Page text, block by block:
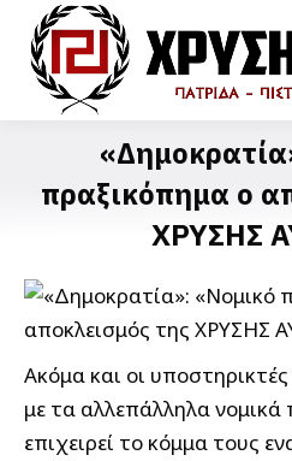
πραξικόπημα ο
ΧΡΥΣΗΣ
Ακόμα και οι
με τα αλλεπάλληλα
επιχειρεί το κόμμα τους